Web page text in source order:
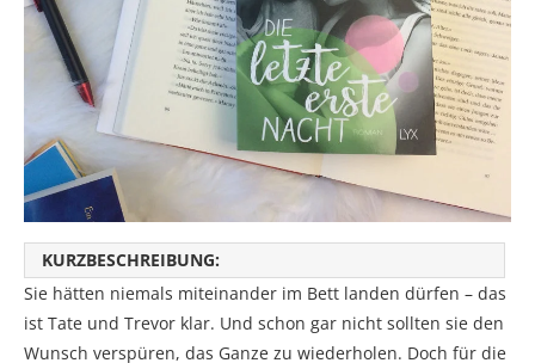
KURZBESCHREIBUNG:
Sie hätten niemals miteinander im Bett landen dürfen – das
ist Tate und Trevor klar. Und schon gar nicht sollten sie den
Wunsch verspüren, das Ganze zu wiederholen. Doch für die